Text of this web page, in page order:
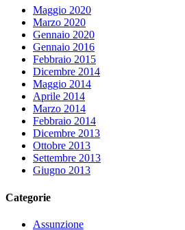
Maggio 2020
Marzo 2020
Gennaio 2020
Gennaio 2016
Febbraio 2015
Dicembre 2014
Maggio 2014
Aprile 2014
Marzo 2014
Febbraio 2014
Dicembre 2013
Ottobre 2013
Settembre 2013
Giugno 2013
Categorie
Assunzione